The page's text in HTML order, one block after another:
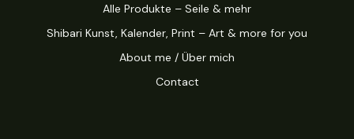
Alle Produkte – Seile & mehr
Shibari Kunst, Kalender, Print – Art & more for you
About me / Über mich
Contact